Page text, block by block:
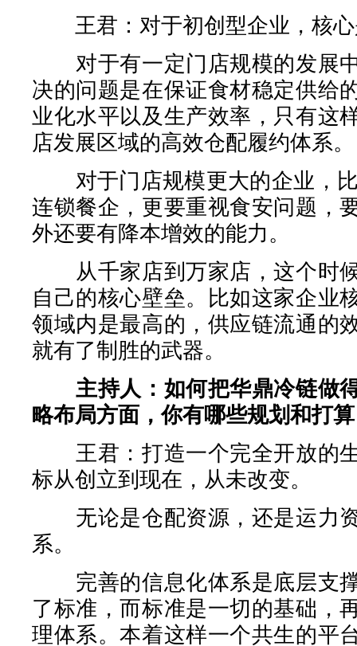
王君：对于初创型企业，核心
对于有一定门店规模的发展
决的问题是在保证食材稳定供给
业化水平以及生产效率，只有这
店发展区域的高效仓配履约体系。
对于门店规模更大的企业，比
连锁餐企，更要重视食安问题，
外还要有降本增效的能力。
从千家店到万家店，这个时
自己的核心壁垒。比如这家企业
领域内是最高的，供应链流通的
就有了制胜的武器。
主持人：如何把华鼎冷链做
略布局方面，你有哪些规划和打
王君：打造一个完全开放的
标从创立到现在，从未改变。
无论是仓配资源，还是运力
系。
完善的信息化体系是底层支
了标准，而标准是一切的基础，
理体系。本着这样一个共生的平